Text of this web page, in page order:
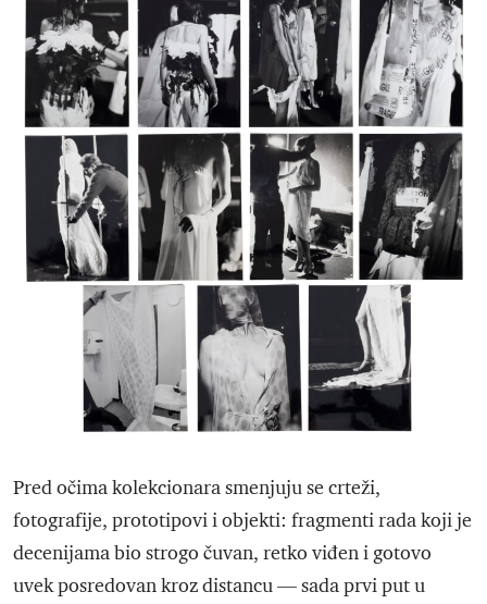
Pred očima kolekcionara smenjuju se crteži,
fotografije, prototipovi i objekti: fragmenti rada koji je
decenijama bio strogo čuvan, retko viđen i gotovo
uvek posredovan kroz distancu — sada prvi put u